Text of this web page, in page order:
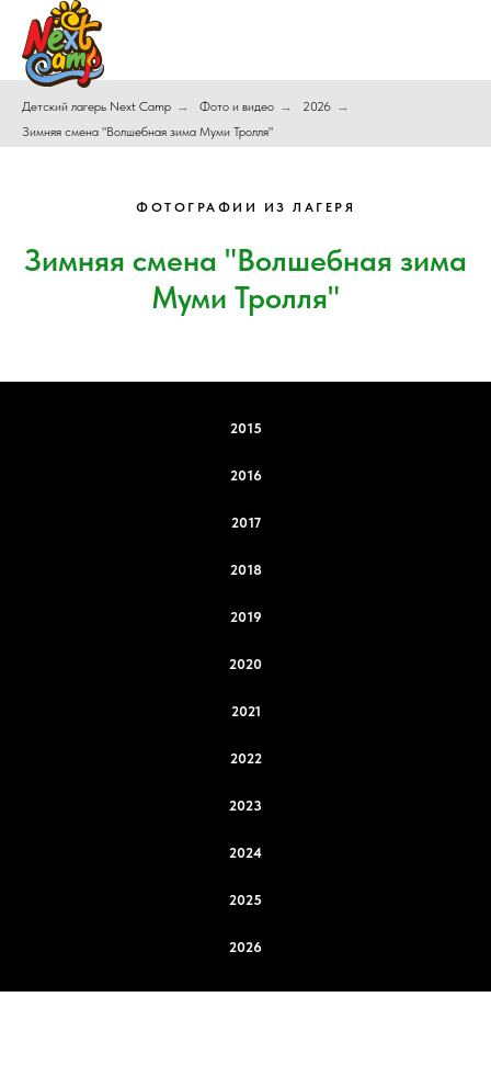
Детский лагерь Next Camp → Фото и видео → 2026 →
Зимняя смена "Волшебная зима Муми Тролля"
ФОТОГРАФИИ ИЗ ЛАГЕРЯ
Зимняя смена "Волшебная зима
Муми Тролля"
2015
2016
2017
2018
2019
2020
2021
2022
2023
2024
2025
2026